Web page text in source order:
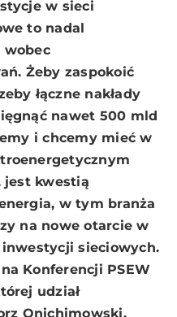
w sieci
to nadal
wobec
Żeby zaspokoić
łączne nakłady
nawet 500 mld
i chcemy mieć w
jest kwestią
w tym branża
na nowe otarcie w
sieciowych.
Konferencji PSEW
udział
Onichimowski,